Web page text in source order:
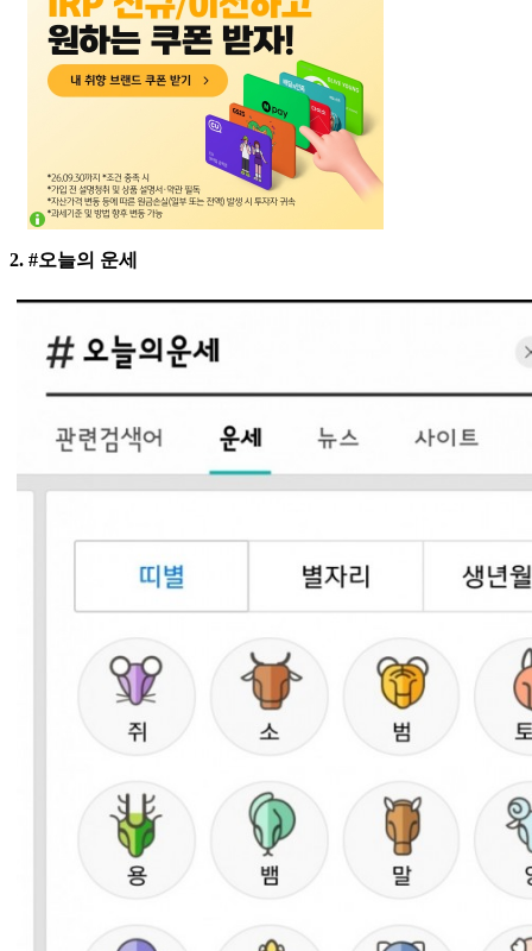
2. #오늘의 운세